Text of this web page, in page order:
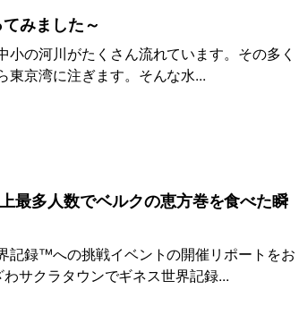
みました～
の河川がたくさん流れています。その多く
東京湾に注ぎます。そんな水...
最多人数でベルクの恵方巻を食べた瞬
記録™への挑戦イベントの開催リポートをお
サクラタウンでギネス世界記録...